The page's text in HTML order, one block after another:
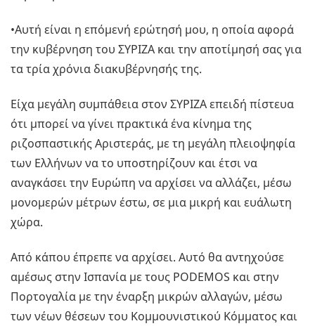
•Αυτή είναι η επόμενή ερώτησή μου, η οποία αφορά
την κυβέρνηση του ΣΥΡΙΖΑ και την αποτίμησή σας για
τα τρία χρόνια διακυβέρνησής της.
Είχα μεγάλη συμπάθεια στον ΣΥΡΙΖΑ επειδή πίστευα
ότι μπορεί να γίνει πρακτικά ένα κίνημα της
ριζοσπαστικής Αριστεράς, με τη μεγάλη πλειοψηφία
των Ελλήνων να το υποστηρίζουν και έτσι να
αναγκάσει την Ευρώπη να αρχίσει να αλλάζει, μέσω
μονομερών μέτρων έστω, σε μια μικρή και ευάλωτη
χώρα.
Από κάπου έπρεπε να αρχίσει. Αυτό θα αντηχούσε
αμέσως στην Ισπανία με τους PODEMOS και στην
Πορτογαλία με την έναρξη μικρών αλλαγών, μέσω
των νέων θέσεων του Κομμουνιστικού Κόμματος και